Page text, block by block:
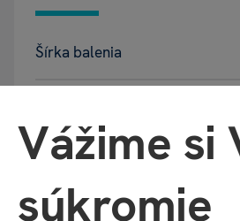
Šírka balenia
Výška balenia
Váha balenia
Vážime si
súkromie